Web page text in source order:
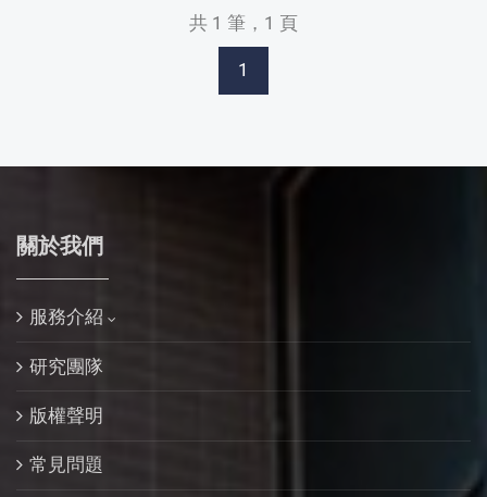
共 1 筆，1 頁
1
關於我們
服務介紹
研究團隊
版權聲明
常見問題